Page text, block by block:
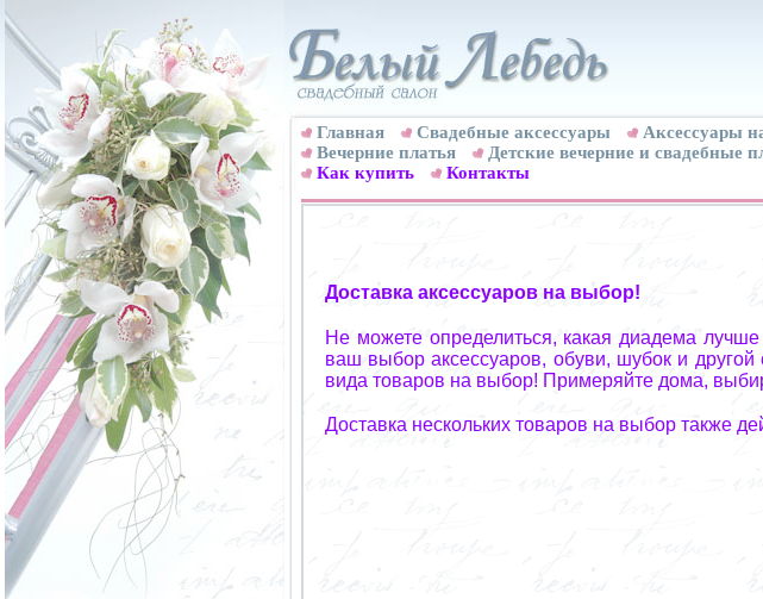
Главная Свадебные аксессуары Аксессуары
Вечерние платья
Детские вечерние и свадебные
Как купить
Контакты
Доставка аксессуаров на выбор!
Не можете определиться, какая диадема
ваш выбор аксессуаров, обуви, шубок и
вида товаров на выбор! Примеряйте дома,
Доставка нескольких товаров на выбор также